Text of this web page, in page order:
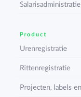
Product
Urenregistratie
Rittenregistratie
Projecten, labels